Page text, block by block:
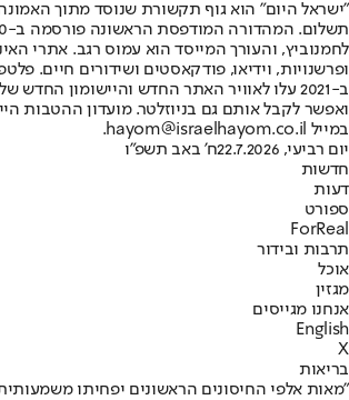
"ישראל היום" הוא גוף תקשורת שנוסד מתוך האמונה
ופרשנויות, וידיאו, פודקאסטים ושידורים חיים.
ב-2021 עלו לאוויר האתר החדש והיישומון
ואפשר לקבל אותם גם בניוזלטר. מועדון ההטבות
במייל hayom@israelhayom.co.il.
יום רביעי, 22.7.2026
ח' באב תשפ"ו
חדשות
דעות
ספורט
ForReal
תרבות ובידור
אוכל
מגזין
אנחנו מגייסים
English
X
בריאות
"מאות אלפי החיסונים הראשונים יפחיתו